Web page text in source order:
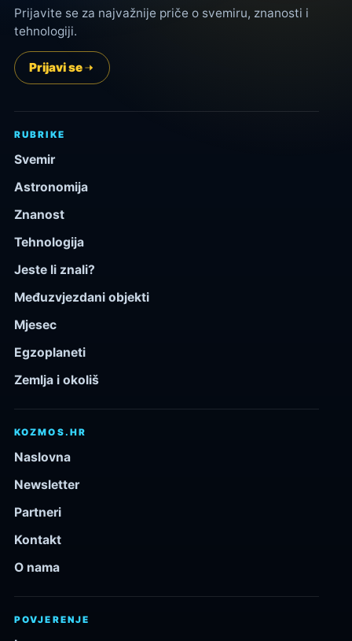
Prijavite se za najvažnije priče o svemiru, znanosti i
tehnologiji.
Prijavi se
RUBRIKE
Svemir
Astronomija
Znanost
Tehnologija
Jeste li znali?
Međuzvjezdani objekti
Mjesec
Egzoplaneti
Zemlja i okoliš
KOZMOS.HR
Naslovna
Newsletter
Partneri
Kontakt
O nama
POVJERENJE